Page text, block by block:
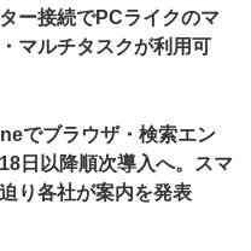
ー接続でPCライクのマ
マルチタスクが利用可
でブラウザ・検索エン
日以降順次導入へ。スマ
り各社が案内を発表